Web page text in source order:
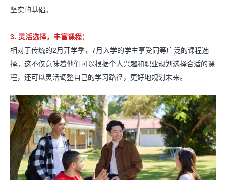
坚实的基础。
3. 灵活选择，丰富课程：
相对于传统的2月开学季，7月入学的学生享受同等广泛的课程选
择。这不仅意味着他们可以根据个人兴趣和职业规划选择合适的课
程，还可以灵活调整自己的学习路径，更好地规划未来。